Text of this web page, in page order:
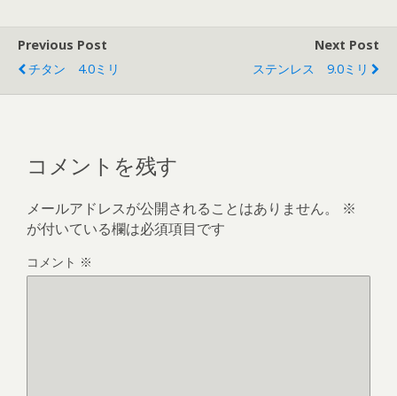
Previous Post
チタン 4.0ミリ
Next Post
ステンレス 9.0ミリ
コメントを残す
メールアドレスが公開されることはありません。
※
が付いている欄は必須項目です
コメント ※